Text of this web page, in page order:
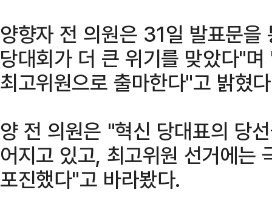
양향자 전 의원은 31일 발표문
당대회가 더 큰 위기를 맞았다"
최고위원으로 출마한다"고 밝혔
양 전 의원은 "혁신 당대표의 당
어지고 있고, 최고위원 선거에는
포진했다"고 바라봤다.